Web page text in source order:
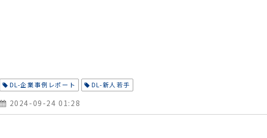
DL-企業事例レポート DL-新人若手
2024-09-24 01:28